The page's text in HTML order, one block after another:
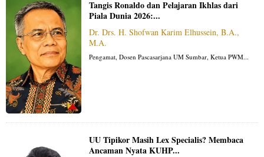
Tangis Ronaldo dan Pelajaran Ikhlas dari
Piala Dunia 2026:...
Dr. Drs. H. Shofwan Karim Elhussein, B.A.,
M.A.
Pengamat, Dosen Pascasarjana UM Sumbar, Ketua PWM...
UU Tipikor Masih Lex Specialis? Membaca
Ancaman Nyata KUHP...